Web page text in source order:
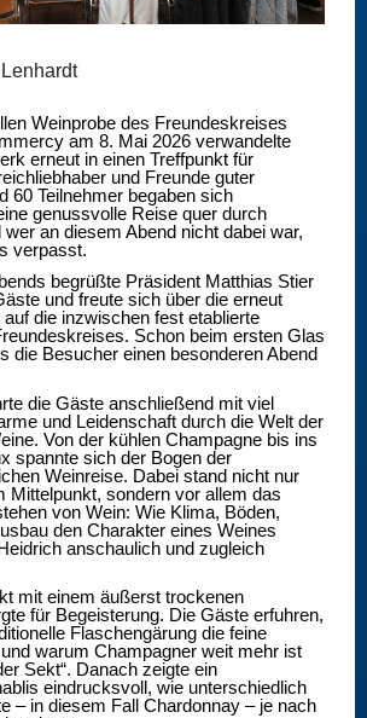
Weinprobe des Freundeskreises
am 8. Mai 2026 verwandelte
erneut in einen Treffpunkt für
und Freunde guter
60 Teilnehmer begaben sich
genussvolle Reise quer durch
wer an diesem Abend nicht dabei war,
verpasst.
begrüßte Präsident Matthias Stier
und freute sich über die erneut
die inzwischen fest etablierte
Schon beim ersten Glas
die Besucher einen besonderen Abend
die Gäste anschließend mit viel
und Leidenschaft durch die Welt der
Von der kühlen Champagne bis ins
spannte sich der Bogen der
Weinreise. Dabei stand nicht nur
Mittelpunkt, sondern vor allem das
von Wein: Wie Klima, Böden,
den Charakter eines Weines
anschaulich und zugleich
mit einem äußerst trockenen
für Begeisterung. Die Gäste erfuhren,
Flaschengärung die feine
warum Champagner weit mehr ist
Sekt“. Danach zeigte ein
eindrucksvoll, wie unterschiedlich
– in diesem Fall Chardonnay – je nach